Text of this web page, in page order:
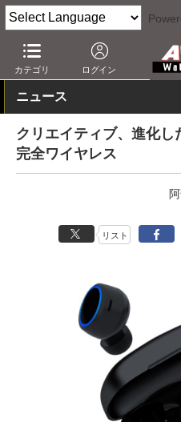
カテゴリ ログイン
AV Watch 製品 ヘッドフォン
ニュース
クリエイティブ、進化し
完全ワイヤレス
リスト